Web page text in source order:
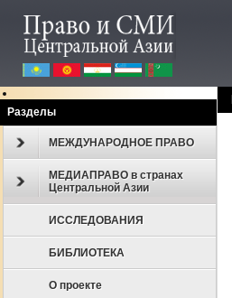
Разделы
МЕЖДУНАРОДНОЕ ПРАВО
МЕДИАПРАВО в странах
Центральной Азии
ИССЛЕДОВАНИЯ
БИБЛИОТЕКА
О проекте